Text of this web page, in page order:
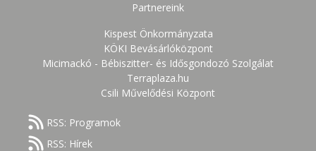
Partnereink
Kispest Önkormányzata
KÖKI Bevásárlóközpont
Micimackó - Bébiszitter- és Idősgondozó Szolgálat
Terraplaza.hu
Csili Művelődési Központ
RSS: Programok
RSS: Hírek